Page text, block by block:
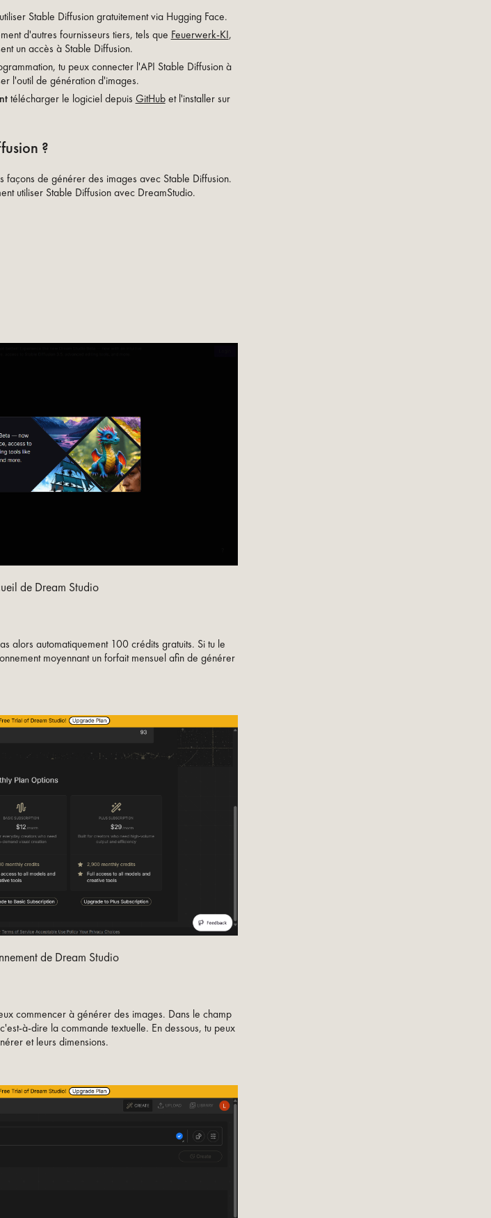
utiliser Stable Diffusion gratuitement via Hugging Face.
d'autres fournisseurs tiers, tels que Feuerwerk-KI,
un accès à Stable Diffusion.
tu peux connecter l'API Stable Diffusion à
l'outil de génération d'images.
télécharger le logiciel depuis GitHubet l'installer sur
?
façons de générer des images avec Stable Diffusion.
utiliser Stable Diffusion avec DreamStudio.
de Dream Studio
alors automatiquement 100 crédits gratuits. Si tu le
moyennant un forfait mensuel afin de générer
de Dream Studio
commencer à générer des images. Dans le champ
à-dire la commande textuelle. En dessous, tu peux
et leurs dimensions.